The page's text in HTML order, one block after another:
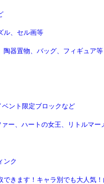
ル、セル画等
陶器置物、バッグ、フィギュア等
ント限定ブロックなど
ー、ハートの女王、リトルマー
ンク
きます！キャラ別でも大人気